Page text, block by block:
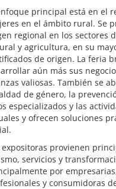
principal está en el
en el ámbito rural. Se
regional en los sectores
y agricultura, en su
de origen. La feria
aún más sus
valiosas. También se
de género, la
especializados y las
y ofrecen soluciones
expositoras provienen
servicios y
por
y consumidoras